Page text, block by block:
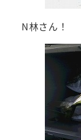
N林さん！